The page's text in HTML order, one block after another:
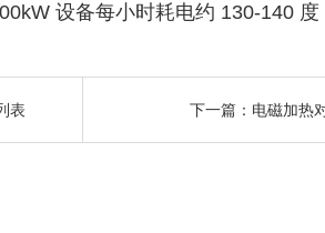
设备每小时耗电约 130-140 度
表 下一篇： 电磁加热